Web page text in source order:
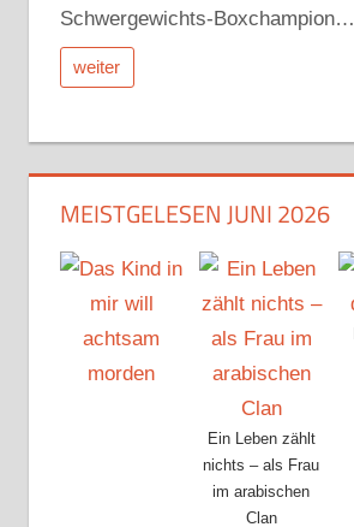
Schwergewichts-Boxchampion…
weiter
MEISTGELESEN JUNI 2026
Ein Leben zählt
nichts – als Frau
im arabischen
Clan